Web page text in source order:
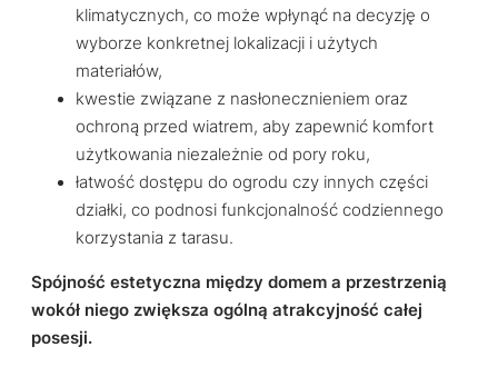
klimatycznych, co może wpłynąć na decyzję o
wyborze konkretnej lokalizacji i użytych
materiałów,
kwestie związane z nasłonecznieniem oraz
ochroną przed wiatrem, aby zapewnić komfort
użytkowania niezależnie od pory roku,
łatwość dostępu do ogrodu czy innych części
działki, co podnosi funkcjonalność codziennego
korzystania z tarasu.
Spójność estetyczna między domem a przestrzenią
wokół niego zwiększa ogólną atrakcyjność całej
posesji.